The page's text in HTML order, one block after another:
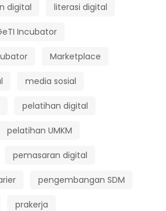
digital literasi digital
Incubator
Marketplace
media sosial
pelatihan digital
pelatihan UMKM
pemasaran digital
pengembangan SDM
prakerja